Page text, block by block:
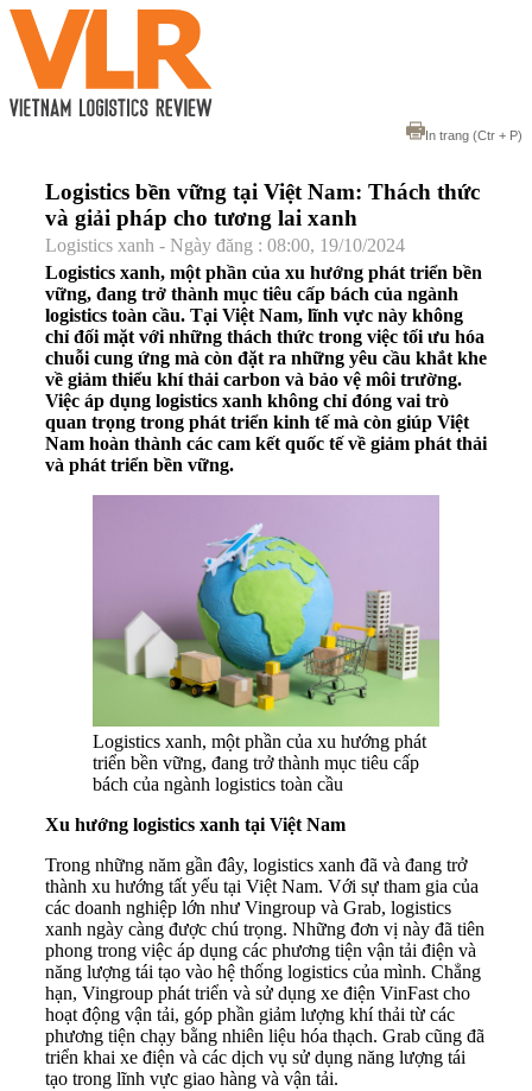
In trang (Ctr + P)
Logistics bền vững tại Việt Nam: Thách thức
và giải pháp cho tương lai xanh
Logistics xanh - Ngày đăng : 08:00, 19/10/2024
Logistics xanh, một phần của xu hướng phát triển bền
vững, đang trở thành mục tiêu cấp bách của ngành
logistics toàn cầu. Tại Việt Nam, lĩnh vực này không
chỉ đối mặt với những thách thức trong việc tối ưu hóa
chuỗi cung ứng mà còn đặt ra những yêu cầu khắt khe
về giảm thiểu khí thải carbon và bảo vệ môi trường.
Việc áp dụng logistics xanh không chỉ đóng vai trò
quan trọng trong phát triển kinh tế mà còn giúp Việt
Nam hoàn thành các cam kết quốc tế về giảm phát thải
và phát triển bền vững.
Logistics xanh, một phần của xu hướng phát
triển bền vững, đang trở thành mục tiêu cấp
bách của ngành logistics toàn cầu
Xu hướng logistics xanh tại Việt Nam
Trong những năm gần đây, logistics xanh đã và đang trở
thành xu hướng tất yếu tại Việt Nam. Với sự tham gia của
các doanh nghiệp lớn như Vingroup và Grab, logistics
xanh ngày càng được chú trọng. Những đơn vị này đã tiên
phong trong việc áp dụng các phương tiện vận tải điện và
năng lượng tái tạo vào hệ thống logistics của mình. Chẳng
hạn, Vingroup phát triển và sử dụng xe điện VinFast cho
hoạt động vận tải, góp phần giảm lượng khí thải từ các
phương tiện chạy bằng nhiên liệu hóa thạch. Grab cũng đã
triển khai xe điện và các dịch vụ sử dụng năng lượng tái
tạo trong lĩnh vực giao hàng và vận tải.